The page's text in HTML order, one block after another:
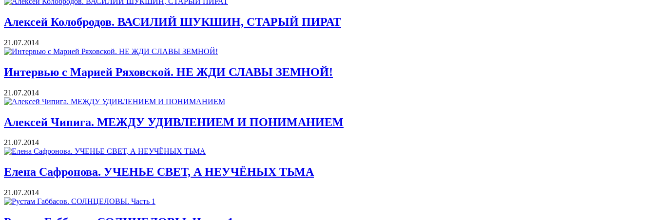
Алексей Колобродов. ВАСИЛИЙ ШУКШИН, СТАРЫЙ ПИРАТ
21.07.2014
Интервью с Марией Ряховской. НЕ ЖДИ СЛАВЫ ЗЕМНОЙ!
21.07.2014
Алексей Чипига. МЕЖДУ УДИВЛЕНИЕМ И ПОНИМАНИЕМ
21.07.2014
Елена Сафронова. УЧЕНЬЕ СВЕТ, А НЕУЧЁНЫХ ТЬМА
21.07.2014